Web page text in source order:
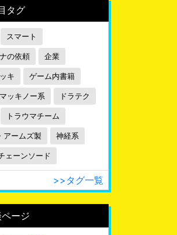
タグ
スマート
の依頼 企業
キ ゲーム内書籍
マッキノー系 ドラテク
トラウマチーム
アームズ製 神経系
ェーンソード
>>タグ一覧
ージ